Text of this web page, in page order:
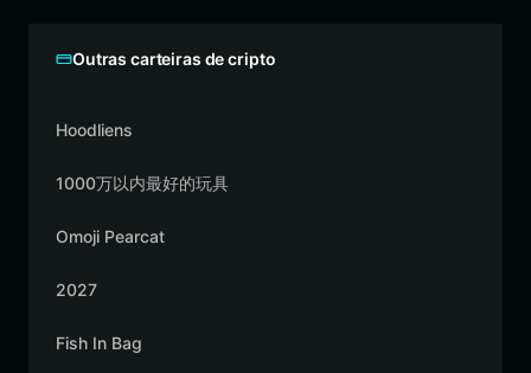
Outras carteiras de cripto
Hoodliens
1000万以内最好的玩具
Omoji Pearcat
2027
Fish In Bag